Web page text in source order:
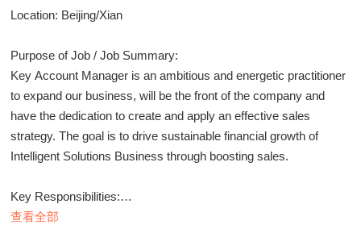
Location: Beijing/Xian
Purpose of Job / Job Summary:
Key Account Manager is an ambitious and energetic practitioner
to expand our business, will be the front of the company and
have the dedication to create and apply an effective sales
strategy. The goal is to drive sustainable financial growth of
Intelligent Solutions Business through boosting sales.
Key Responsibilities:
1. Responsible for SKF Intelligent Solutions business, including
查看全部